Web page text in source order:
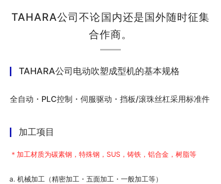
TAHARA公司不论国内还是国外随时征集
合作商。
TAHARA公司电动吹塑成型机的基本规格
全自动・PLC控制・伺服驱动・挡板/滚珠丝杠采用标准件
加工项目
＊加工材质为碳素钢，特殊钢，SUS，铸铁，铝合金，树脂等
机械加工（精密加工・五面加工・一般加工等）